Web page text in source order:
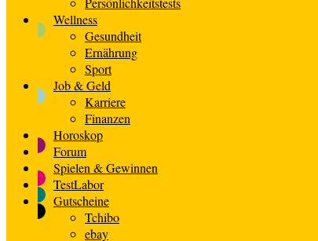
Wellness
Gesundheit
Ernährung
Sport
Job & Geld
Karriere
Finanzen
Horoskop
Forum
Spielen & Gewinnen
TestLabor
Gutscheine
Tchibo
ebay